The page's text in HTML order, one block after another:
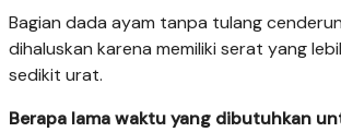
Bagian dada ayam tanpa tulang
dihaluskan karena memiliki serat yang
sedikit urat.
Berapa lama waktu yang dibutuhkan